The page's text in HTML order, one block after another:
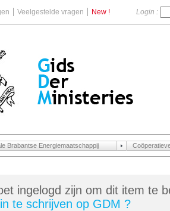
Veelgestelde vragen New ! Login :
Brabantse Energiemaatschappij
ingelogd zijn om dit item te
te schrijven op GDM ?